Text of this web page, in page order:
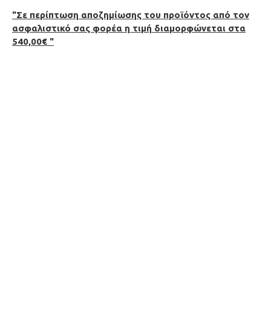
"Σε περίπτωση αποζημίωσης του προϊόντος από τον
ασφαλιστικό σας φορέα η τιμή διαμορφώνεται στα
540,00€ "